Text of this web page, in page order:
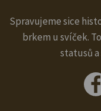
Spravujeme sice
brkem u svíček.
statusů